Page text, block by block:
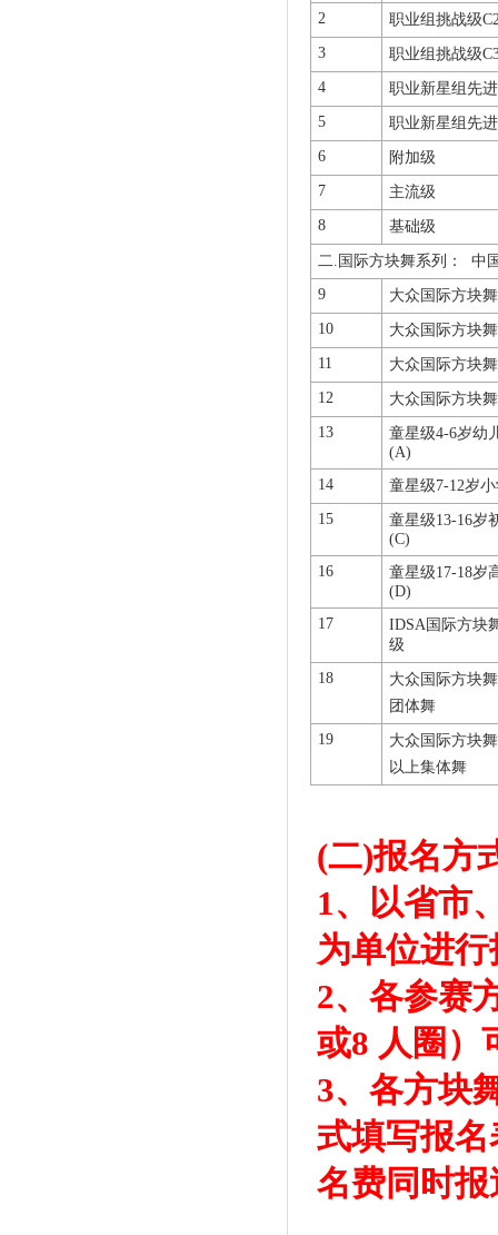
2
职业组挑战级
3
职业组挑战级
4
职业新星组先
5
职业新星组先
6
附加级
7
主流级
8
基础级
二.国际方块舞系列： 中
9
大众国际方块
10
大众国际方块
11
大众国际方块
12
大众国际方块
13
童星级4-6岁幼
(A)
14
童星级7-12岁
15
童星级13-16岁
(C)
16
童星级17-18岁
(D)
17
IDSA国际方块
级
18
大众国际方块
团体舞
19
大众国际方块
以上集体舞
(二)报名方
1、以省市
为单位进
2、各参赛
或8 人圈）
3、各方块
式填写报
名费同时